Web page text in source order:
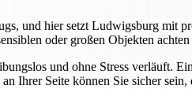
und hier setzt Ludwigsburg mit
oder großen Objekten
und ohne Stress verläuft.
Ihrer Seite können Sie sicher